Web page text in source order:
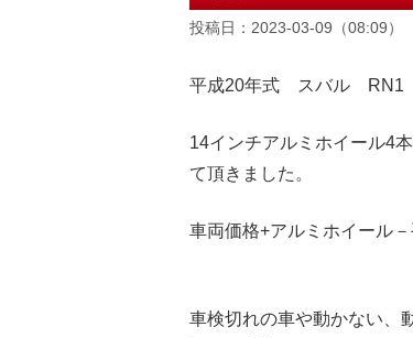
投稿日：2023-03-09（08:09）
平成20年式 スバル RN1
14インチアルミホイール4
て頂きました。
車両価格+アルミホイール
車検切れの車や動かない、